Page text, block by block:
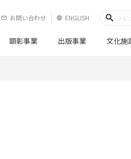
mail_outline お問い合わせ language ENGLISH search
顕彰事業 出版事業 文化施